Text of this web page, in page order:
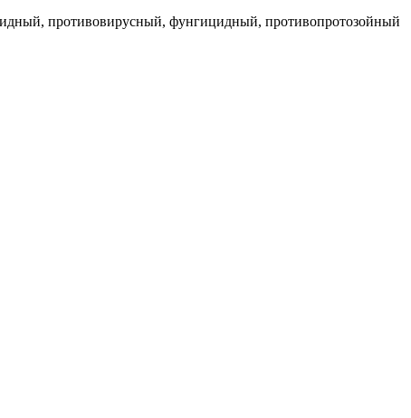
противовирусный, фунгицидный, противопротозойный